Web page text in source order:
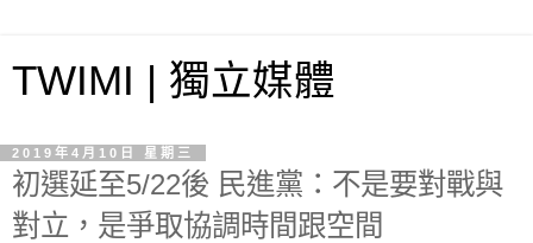
TWIMI | 獨立媒體
2019年4月10日 星期三
初選延至5/22後 民進黨：不是要對戰與
對立，是爭取協調時間跟空間